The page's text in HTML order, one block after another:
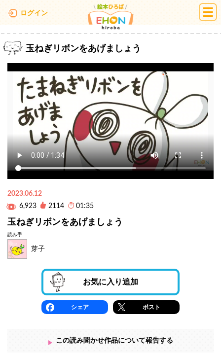
ログイン 絵本ひろば
玉ねぎリボンをあげましょう
2023.06.12
6,923
2114 01:35
玉ねぎリボンをあげましょう
読み手
芽子
お気に入り追加
シェア ポスト
この読み聞かせ作品について報告する